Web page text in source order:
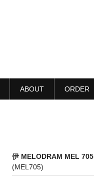
ABOUT ORDER
伊 MELODRAM MEL 705
(MEL705)